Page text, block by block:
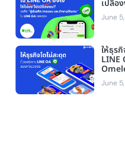
เปลือ
June
ให้ธุร
LINE
June